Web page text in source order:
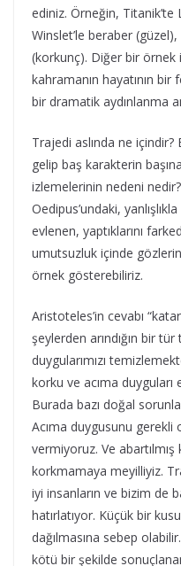
ediniz. Örneğin,
Winslet’le beraber
(korkunç). Diğer bir örnek
kahramanın hayatının bir
bir dramatik aydınlanma
Trajedi aslında ne içindir?
gelip baş karakterin
izlemelerinin nedeni
Oedipus’undaki,
evlenen, yaptıklarını
umutsuzluk içinde
örnek gösterebiliriz.
Aristoteles’in cevabı
şeylerden arındığın bir
duygularımızı
korku ve acıma duyguları
Burada bazı doğal
Acıma duygusunu gerekli
vermiyoruz. Ve
korkmamaya meyilliyiz.
iyi insanların ve bizim de
hatırlatıyor. Küçük bir
dağılmasına sebep
kötü bir şekilde